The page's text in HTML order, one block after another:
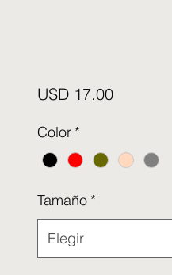
USD 17.00Precio
Color *
Tamaño *
Elegir